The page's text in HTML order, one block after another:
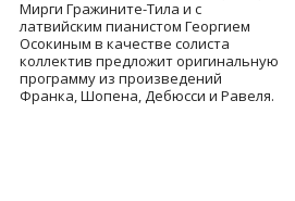
Мирги Гражините-Тила и с
латвийским пианистом Георгием
Осокиным в качестве солиста
коллектив предложит оригинальную
программу из произведений
Франка, Шопена, Дебюсси и Равеля.